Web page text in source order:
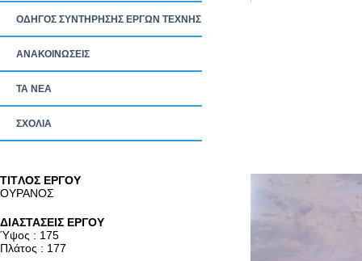
ΟΔΗΓΟΣ ΣΥΝΤΗΡΗΣΗΣ ΕΡΓΩΝ ΤΕΧΝΗΣ
ΑΝΑΚΟΙΝΩΣΕΙΣ
ΤΑ ΝEΑ
ΣΧΟΛΙΑ
TITΛΟΣ ΕΡΓΟΥ
ΟΥΡΑΝΟΣ
ΔΙΑΣΤΑΣΕΙΣ ΕΡΓΟΥ
Ύψος : 175
Πλάτος : 177